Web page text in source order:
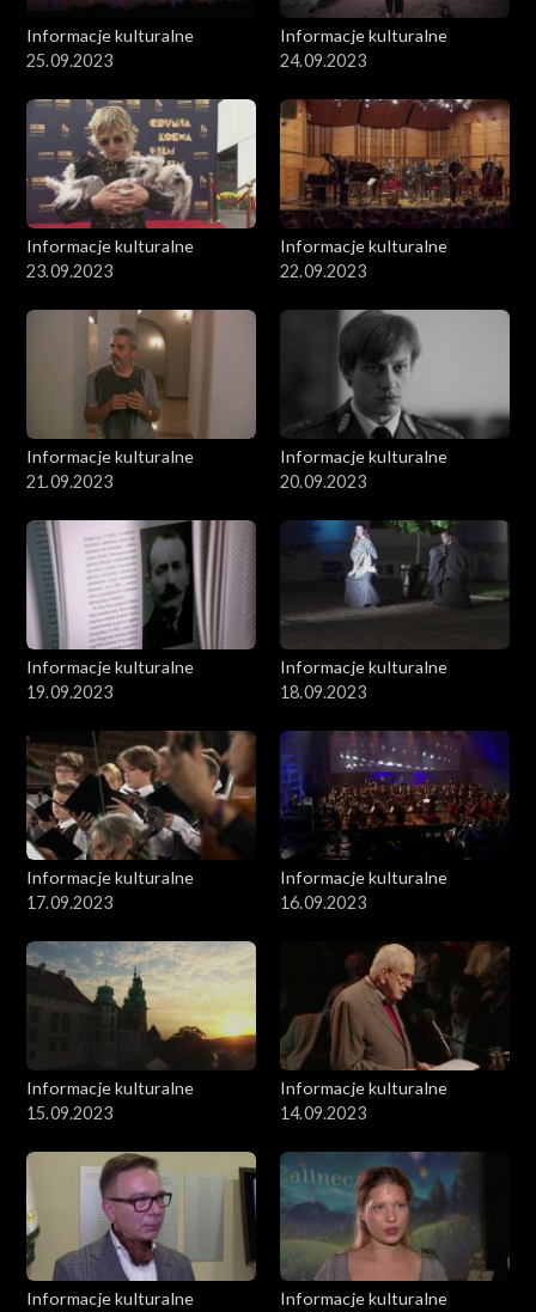
Informacje kulturalne
25.09.2023
Informacje kulturalne
24.09.2023
Informacje kulturalne
23.09.2023
Informacje kulturalne
22.09.2023
Informacje kulturalne
21.09.2023
Informacje kulturalne
20.09.2023
Informacje kulturalne
19.09.2023
Informacje kulturalne
18.09.2023
Informacje kulturalne
17.09.2023
Informacje kulturalne
16.09.2023
Informacje kulturalne
15.09.2023
Informacje kulturalne
14.09.2023
Informacje kulturalne
Informacje kulturalne